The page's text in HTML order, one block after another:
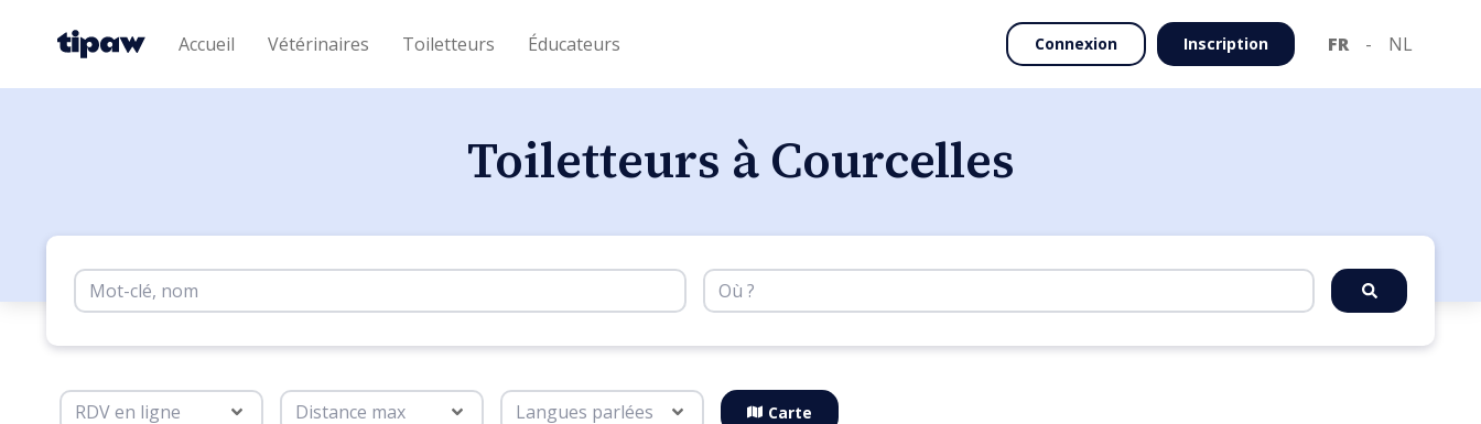
Accueil Vétérinaires Toiletteurs Éducateurs Connexion Inscription FR - NL
Toiletteurs à Courcelles
Carte